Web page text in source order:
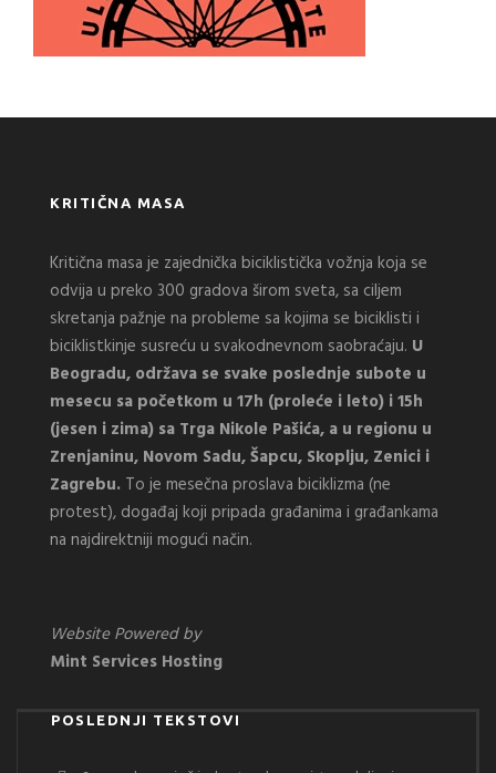
KRITIČNA MASA
Kritična masa je zajednička biciklistička vožnja koja se
odvija u preko 300 gradova širom sveta, sa ciljem
skretanja pažnje na probleme sa kojima se biciklisti i
biciklistkinje susreću u svakodnevnom saobraćaju. U
Beogradu, održava se svake poslednje subote u
mesecu sa početkom u 17h (proleće i leto) i 15h
(jesen i zima) sa Trga Nikole Pašića, a u regionu u
Zrenjaninu, Novom Sadu, Šapcu, Skoplju, Zenici i
Zagrebu. To je mesečna proslava biciklizma (ne
protest), događaj koji pripada građanima i građankama
na najdirektniji mogući način.
Website Powered by
Mint Services Hosting
POSLEDNJI TEKSTOVI